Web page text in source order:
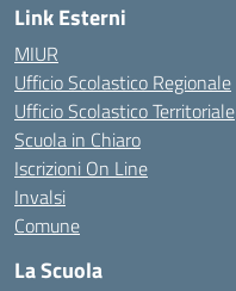
Link Esterni
MIUR
Ufficio Scolastico Regionale
Ufficio Scolastico Territoriale
Scuola in Chiaro
Iscrizioni On Line
Invalsi
Comune
La Scuola